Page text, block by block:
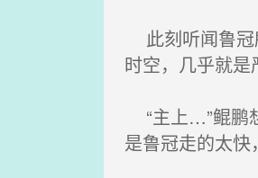
此刻听闻鲁冠
时空，几乎就
“主上…”鲲鹏
是鲁冠走的太